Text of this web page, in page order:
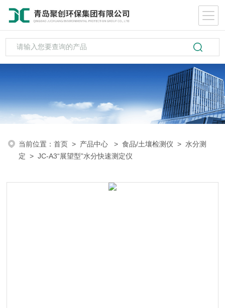
当前位置：首页 > 产品中心 >食品/土壤检测仪 > 水分测
定 > JC-A3“展望型”水分快速测定仪